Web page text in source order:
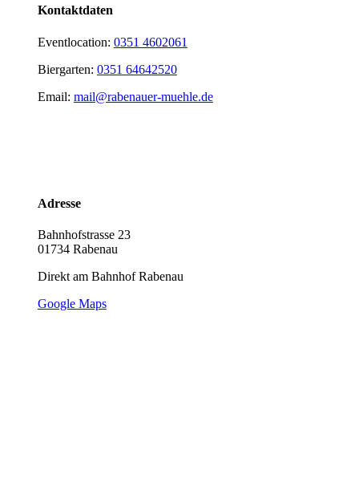
Kontaktdaten
Eventlocation: 0351 4602061
Biergarten: 0351 64642520
Email: mail@rabenauer-muehle.de
Adresse
Bahnhofstrasse 23
01734 Rabenau
Direkt am Bahnhof Rabenau
Google Maps